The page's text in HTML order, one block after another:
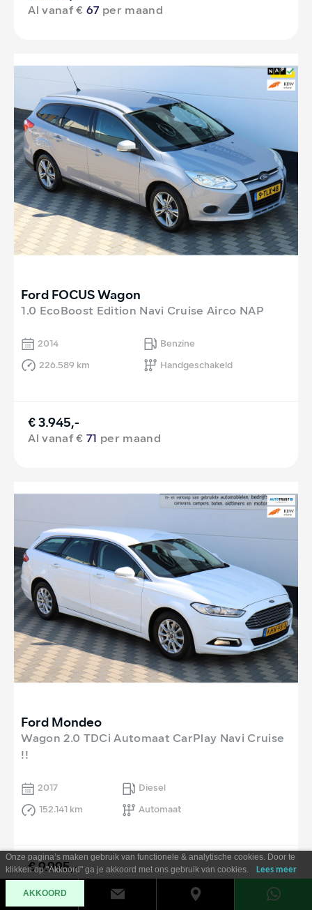
Al vanaf €67 per maand
Ford FOCUS Wagon
1.0 EcoBoost Edition Navi Cruise Airco NAP
2014
Benzine
226.589 km
Handgeschakeld
€ 3.945,-
Al vanaf €71 per maand
Ford Mondeo
Wagon 2.0 TDCi Automaat CarPlay Navi Cruise
!!
2017
Diesel
152.141 km
Automaat
€ 9.995,-
Al vanaf €180per maand
Onze pagina’s maken gebruik van functionele & analytische cookies. Door te
klikken op "Akkoord" ga je akkoord met ons gebruik van cookies.
Lees meer
AKKOORD